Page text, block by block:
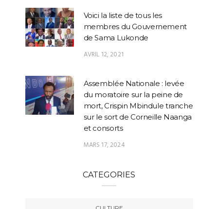
Voici la liste de tous les
membres du Gouvernement
de Sama Lukonde
AVRIL 12, 2021
Assemblée Nationale : levée
du moratoire sur la peine de
mort, Crispin Mbindule tranche
sur le sort de Corneille Naanga
et consorts
MARS 17, 2024
CATEGORIES